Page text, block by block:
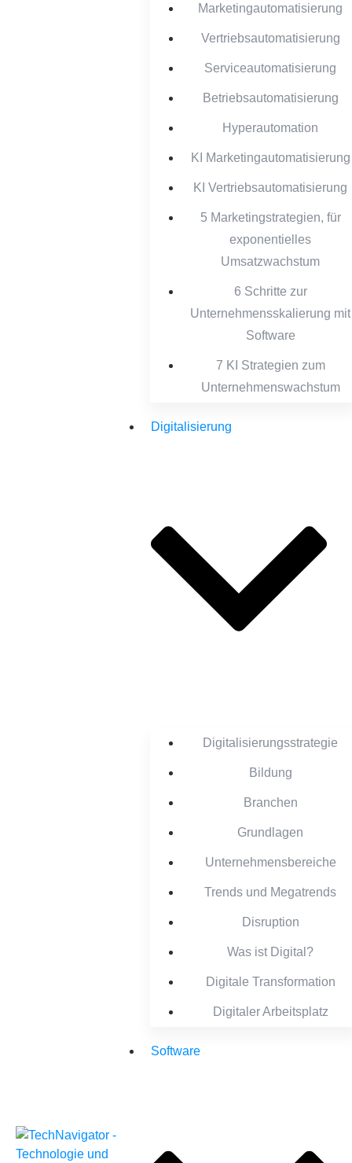
Marketingautomatisierung
Vertriebsautomatisierung
Serviceautomatisierung
Betriebsautomatisierung
Hyperautomation
KI Marketingautomatisierung
KI Vertriebsautomatisierung
5 Marketingstrategien, für
exponentielles
Umsatzwachstum
6 Schritte zur
Unternehmensskalierung mit
Software
7 KI Strategien zum
Unternehmenswachstum
Digitalisierung
Digitalisierungsstrategie
Bildung
Branchen
Grundlagen
Unternehmensbereiche
Trends und Megatrends
Disruption
Was ist Digital?
Digitale Transformation
Digitaler Arbeitsplatz
Software